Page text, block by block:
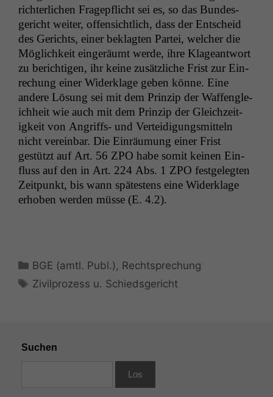
richter­lichen Fragepflicht sei es, so das Bun­des­
gericht weit­er, offen­sichtlich, dass der Entscheid
des Gerichts, ein­er beklagten Partei, welch­er die
Möglichkeit eingeräumt werde, ihre Klageant­wort
zu berichti­gen, ihr keine zusät­zliche Frist zur Ein­
rechung ein­er Widerk­lage geben könne. Eine
andere Lösung sei mit dem Prinzip der Waf­fen­gle­
ich­heit wie auch mit dem Prinzip der Gle­ichzeit­
igkeit von Angriffs- und Vertei­di­gungsmit­teln
nicht vere­in­bar. Die Ein­räu­mung ein­er Frist
gestützt auf Art. 56 ZPO habe somit keinen Ein­
fluss auf den in Art. 224 Abs. 1 ZPO fest­gelegten
Zeit­punkt, bis wann spätestens eine Widerk­lage
erhoben wer­den müsse (E. 4.2).
Kategorien
BGE (amtl. Publ.) , Rechtsprechung
Schlagwörter
Zivilprozess u. Schiedsgericht
Suchen